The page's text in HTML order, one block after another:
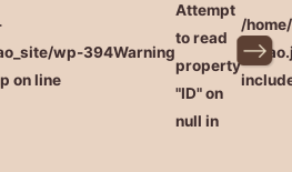
wp-
on line
394Warning
Attempt
to read
property
"ID" on
null in
/